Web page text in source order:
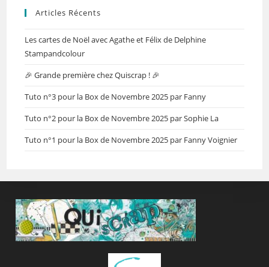
Articles Récents
Les cartes de Noël avec Agathe et Félix de Delphine
Stampandcolour
🎉 Grande première chez Quiscrap ! 🎉
Tuto n°3 pour la Box de Novembre 2025 par Fanny
Tuto n°2 pour la Box de Novembre 2025 par Sophie La
Tuto n°1 pour la Box de Novembre 2025 par Fanny Voignier